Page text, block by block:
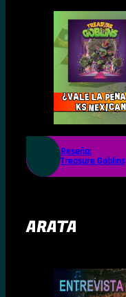
Reseña:
Treasure Goblins
ARATA